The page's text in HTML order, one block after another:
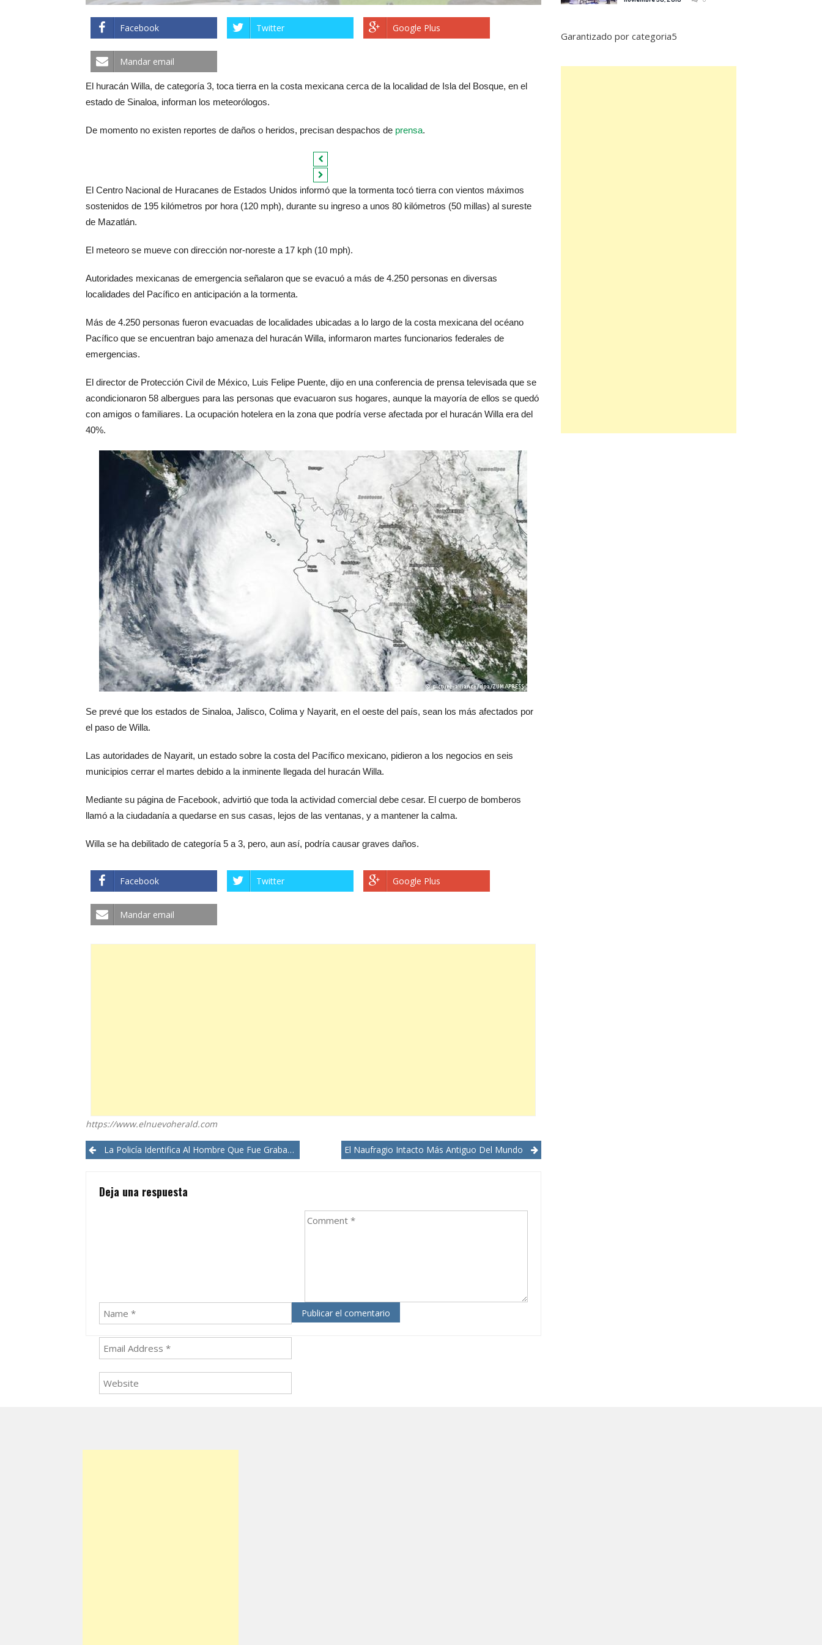
Facebook Twitter Google Plus
Mandar email
El huracán Willa, de categoría 3, toca tierra en la costa mexicana cerca de la localidad de Isla del Bosque, en el
estado de Sinaloa, informan los meteorólogos.
De momento no existen reportes de daños o heridos, precisan despachos de prensa.
El Centro Nacional de Huracanes de Estados Unidos informó que la tormenta tocó tierra con vientos máximos
sostenidos de 195 kilómetros por hora (120 mph), durante su ingreso a unos 80 kilómetros (50 millas) al sureste
de Mazatlán.
El meteoro se mueve con dirección nor-noreste a 17 kph (10 mph).
Autoridades mexicanas de emergencia señalaron que se evacuó a más de 4.250 personas en diversas
localidades del Pacífico en anticipación a la tormenta.
Más de 4.250 personas fueron evacuadas de localidades ubicadas a lo largo de la costa mexicana del océano
Pacífico que se encuentran bajo amenaza del huracán Willa, informaron martes funcionarios federales de
emergencias.
El director de Protección Civil de México, Luis Felipe Puente, dijo en una conferencia de prensa televisada que se
acondicionaron 58 albergues para las personas que evacuaron sus hogares, aunque la mayoría de ellos se quedó
con amigos o familiares. La ocupación hotelera en la zona que podría verse afectada por el huracán Willa era del
40%.
Se prevé que los estados de Sinaloa, Jalisco, Colima y Nayarit, en el oeste del país, sean los más afectados por
el paso de Willa.
Las autoridades de Nayarit, un estado sobre la costa del Pacífico mexicano, pidieron a los negocios en seis
municipios cerrar el martes debido a la inminente llegada del huracán Willa.
Mediante su página de Facebook, advirtió que toda la actividad comercial debe cesar. El cuerpo de bomberos
llamó a la ciudadanía a quedarse en sus casas, lejos de las ventanas, y a mantener la calma.
Willa se ha debilitado de categoría 5 a 3, pero, aun así, podría causar graves daños.
Facebook Twitter Google Plus
Mandar email
https://www.elnuevoherald.com
PostLa Policía Identifica Al Hombre Que Fue Grabado En Una Diatriba Racista En Un Vuelo El Naufragio Intacto Más Antiguo Del Mundo
Deja una respuesta
Garantizado por categoria5